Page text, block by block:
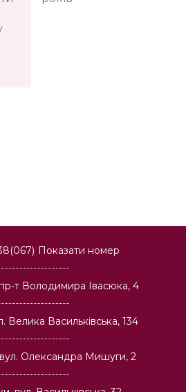
Показати номер
т Володимира Івасюка, 4
Велика Васильківська, 134
Олександра Мишуги, 2